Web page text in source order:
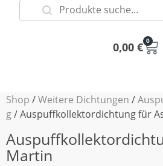
0,00 € 0
Shop /Weitere Dichtungen /
g/ Auspuffkollektordichtung für
Martin